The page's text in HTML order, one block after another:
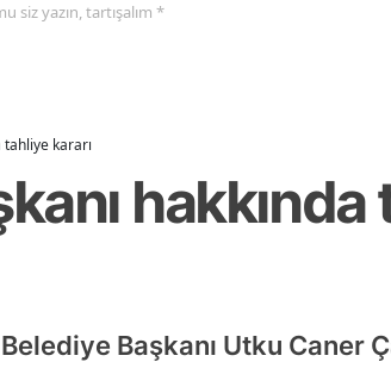
siz yazın, tartışalım *
tahliye kararı
Başkanı Utku Caner